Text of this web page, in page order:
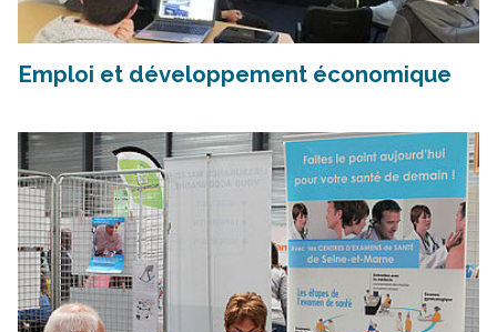
Emploi et développement économique